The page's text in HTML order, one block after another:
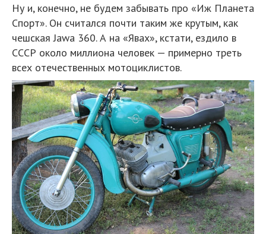
Ну и, конечно, не будем забывать про «Иж Планета
Спорт». Он считался почти таким же крутым, как
чешская Jawa 360. А на «Явах», кстати, ездило в
СССР около миллиона человек — примерно треть
всех отечественных мотоциклистов.